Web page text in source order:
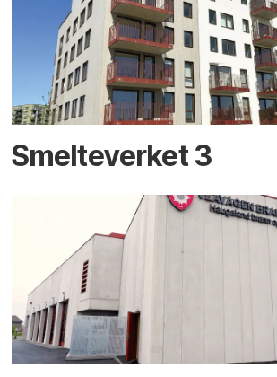
Smelteverket 3